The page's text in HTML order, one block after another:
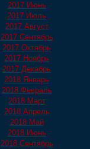
2017 Июнь
2017 Июль
2017 Август
2017 Сентябрь
2017 Октябрь
2017 Ноябрь
2017 Декабрь
2018 Январь
2018 Февраль
2018 Март
2018 Апрель
2018 Май
2018 Июнь
2018 Сентябрь